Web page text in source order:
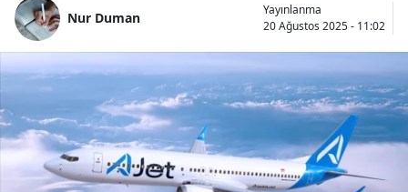
Nur Duman
Yayınlanma
20 Ağustos 2025 - 11:02